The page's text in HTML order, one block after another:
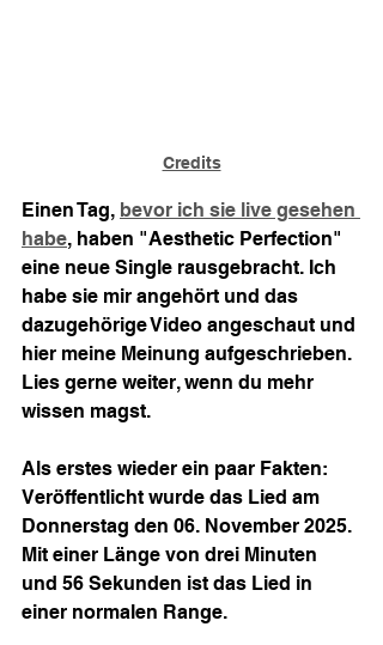
Credits
Einen Tag, bevor ich sie live gesehen
habe, haben "Aesthetic Perfection"
eine neue Single rausgebracht. Ich
habe sie mir angehört und das
dazugehörige Video angeschaut und
hier meine Meinung aufgeschrieben.
Lies gerne weiter, wenn du mehr
wissen magst.
Als erstes wieder ein paar Fakten:
Veröffentlicht wurde das Lied am
Donnerstag den 06. November 2025.
Mit einer Länge von drei Minuten
und 56 Sekunden ist das Lied in
einer normalen Range.